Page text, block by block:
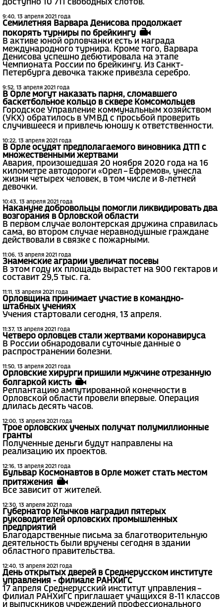
доступно 10 711 свободных слотов.
9:40, 13 апреля 2021 года
Семилетняя Варвара Денисова продолжает
покорять турниры по брейкингу
В активе юной орловчанки есть и награда
международного турнира. Кроме того, Варвара
Денисова успешно дебютировала на этапе
Чемпионата России по брейкингу. Из Санкт-
Петербурга девочка также привезла серебро.
9:52, 13 апреля 2021 года
В Орле могут наказать парня, сломавшего
баскетбольное кольцо в сквере Комсомольцев
Городское Управление коммунальным хозяйством
(УКХ) обратилось в УМВД с просьбой проверить
случившееся и привлечь юношу к ответственности.
10:22, 13 апреля 2021 года
В Орле осудят предполагаемого виновника ДТП с
множественными жертвами
Авария, произошедшая 20 ноября 2020 года на 16
километре автодороги «Орел – Ефремов», унесла
жизни четырех человек, в том числе и 8-летней
девочки.
10:43, 13 апреля 2021 года
Накануне добровольцы помогли ликвидировать два
возгорания в Орловской области
В первом случае волонтерская дружина справилась
сама, во втором случае неравнодушные граждане
действовали в связке с пожарными.
11:06, 13 апреля 2021 года
Знаменские аграрии увеличат посевы
В этом году их площадь вырастет на 900 гектаров и
составит 29,5 тыс. га.
11:11, 13 апреля 2021 года
Орловщина принимает участие в командно-
штабных учениях
Учения стартовали сегодня, 13 апреля.
11:37, 13 апреля 2021 года
Четверо орловцев стали жертвами коронавируса
В России обнародовали суточные данные о
распространении болезни.
11:50, 13 апреля 2021 года
Орловские хирурги пришили мужчине отрезанную
болгаркой кисть
Реплантацию ампутированной конечности в
Орловской области провели впервые. Операция
длилась десять часов.
12:00, 13 апреля 2021 года
Трое орловских ученых получат полумиллионные
гранты
Полученные деньги будут направлены на
реализацию их проектов.
12:16, 13 апреля 2021 года
Бульвар Космонавтов в Орле может стать местом
притяжения
Все зависит от жителей.
12:30, 13 апреля 2021 года
Губернатор Клычков наградил пятерых
руководителей орловских промышленных
предприятий
Благодарственные письма за благотворительную
деятельность были вручены сегодня в здании
областного правительства.
12:40, 13 апреля 2021 года
День открытых дверей в Среднерусском институте
управления - филиале РАНХиГС
17 апреля Среднерусский институт управления –
филиал РАНХиГС приглашает учащихся 8-11 классов
и выпускников учреждений профессионального